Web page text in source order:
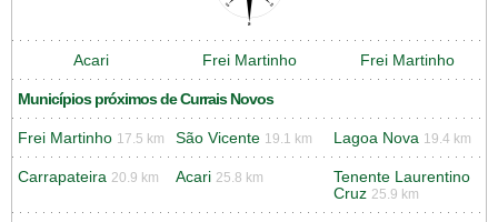
Acari Frei Martinho Frei Martinho
Municípios próximos de Currais Novos
Frei Martinho 17.5 km São Vicente 19.1 km Lagoa Nova 19.4 km
Carrapateira 20.9 km Acari 25.8 km
Tenente Laurentino
Cruz 25.9 km